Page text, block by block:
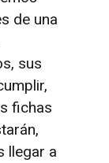
de una
sus
fichas
llegar a